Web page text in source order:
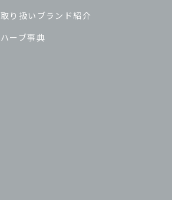
取り扱いブランド紹介
ハーブ事典